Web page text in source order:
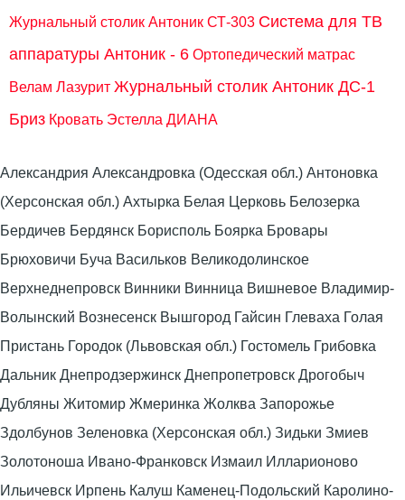
Журнальный столик Антоник СТ-303 Система для ТВ
аппаратуры Антоник - 6 Ортопедический матрас
Велам Лазурит Журнальный столик Антоник ДС-1
Бриз Кровать Эстелла ДИАНА
Александрия Александровка (Одесская обл.) Антоновка
(Херсонская обл.) Ахтырка Белая Церковь Белозерка
Бердичев Бердянск Борисполь Боярка Бровары
Брюховичи Буча Васильков Великодолинское
Верхнеднепровск Винники Винница Вишневое Владимир-
Волынский Вознесенск Вышгород Гайсин Глеваха Голая
Пристань Городок (Львовская обл.) Гостомель Грибовка
Дальник Днепродзержинск Днепропетровск Дрогобыч
Дубляны Житомир Жмеринка Жолква Запорожье
Здолбунов Зеленовка (Херсонская обл.) Зидьки Змиев
Золотоноша Ивано-Франковск Измаил Илларионово
Ильичевск Ирпень Калуш Каменец-Подольский Каролино-